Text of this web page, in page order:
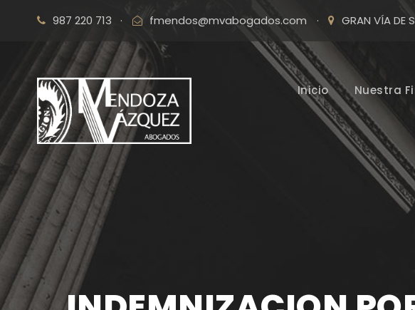
987 220 713 · fmendos@mvabogados.com · GRAN VÍA DE
Inicio Nuestra